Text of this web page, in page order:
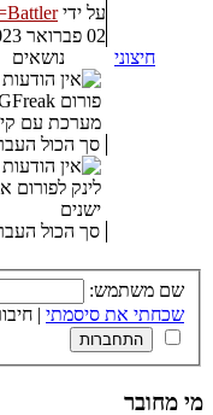
על ידי
02 פברואר 2023, 10:26
חיצוני
נושאים
מערכת עם
סך הכול העברות:
לינק
ישנים
סך הכול העברות:
שם משתמש:
שכחתי את סיסמתי |
מי מחובר